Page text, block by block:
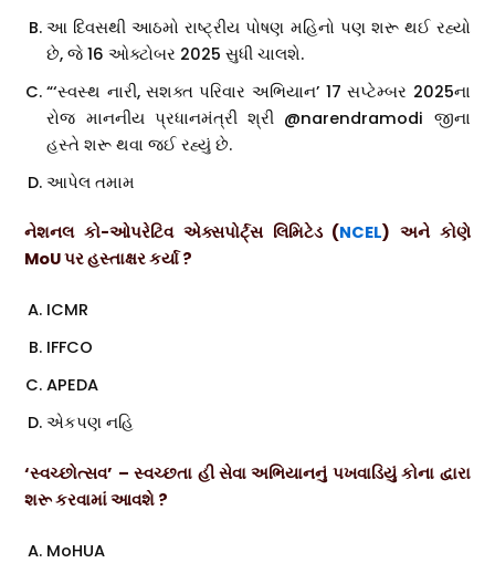
આ દિવસથી આઠમો રાષ્ટ્રીય પોષણ મહિનો પણ શરૂ થઈ રહ્યો
છે, જે 16 ઓક્ટોબર 2025 સુધી ચાલશે.
“‘સ્વસ્થ નારી, સશક્ત પરિવાર અભિયાન’ 17 સપ્ટેમ્બર 2025ના
રોજ માનનીય પ્રધાનમંત્રી શ્રી @narendramodi જીના
હસ્તે શરૂ થવા જઈ રહ્યું છે.
આપેલ તમામ
નેશનલ કો-ઓપરેટિવ એક્સપોર્ટ્સ લિમિટેડ (NCEL) અને કોણે
MoU પર હસ્તાક્ષર કર્યા ?
ICMR
IFFCO
APEDA
એકપણ નહિ
‘સ્વચ્છોત્સવ’ – સ્વચ્છતા હી સેવા અભિયાનનું પખવાડિયું કોના દ્વારા
શરૂ કરવામાં આવશે ?
MoHUA